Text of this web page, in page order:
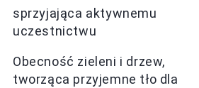
sprzyjająca aktywnemu
uczestnictwu
Obecność zieleni i drzew,
tworząca przyjemne tło dla